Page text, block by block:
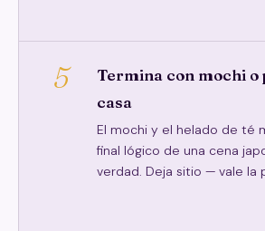
5
Termina con mochi o
casa
El mochi y el helado de té
final lógico de una cena
verdad. Deja sitio — vale la